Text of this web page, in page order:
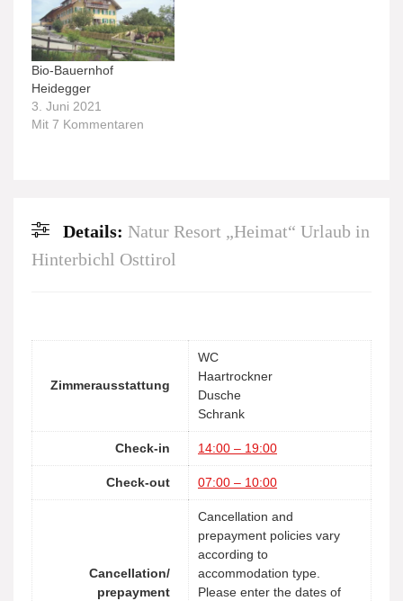
Bio-Bauernhof
Heidegger
3. Juni 2021
Mit 7 Kommentaren
Details: Natur Resort „Heimat“ Urlaub in
Hinterbichl Osttirol
Zimmerausstattung
WC
Haartrockner
Dusche
Schrank
Check-in 14:00 – 19:00
Check-out 07:00 – 10:00
Cancellation/
prepayment
Cancellation and
prepayment policies vary
according to
accommodation type.
Please enter the dates of